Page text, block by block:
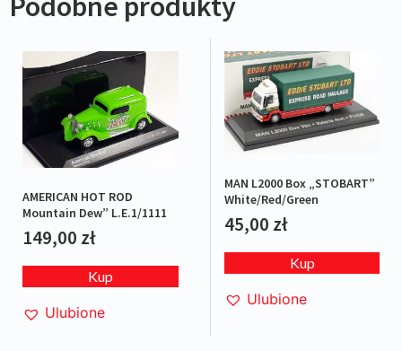
AMERICAN HOT ROD
Mountain Dew” L.E.1/1111
149,00 zł
Kup
Ulubione
MAN L2000 Box „STOBART”
White/Red/Green
45,00 zł
Kup
Ulubione